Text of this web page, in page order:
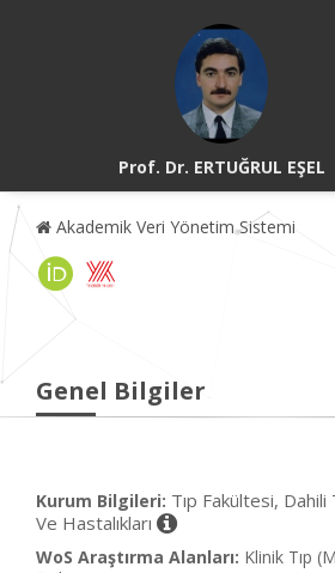
Prof. Dr. ERTUĞRUL EŞEL
Akademik Veri Yönetim Sistemi
Genel Bilgiler
Kurum Bilgileri: Tıp Fakültesi, Dahili
Ve Hastalıkları
WoS Araştırma Alanları: Klinik Tıp